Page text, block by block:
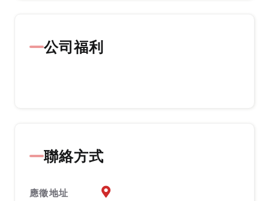
公司福利
聯絡方式
應徵地址 應徵地址地圖『另開新視窗』